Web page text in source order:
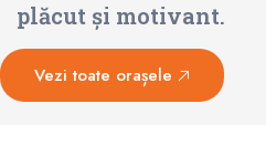
plăcut și motivant.
Vezi toate orașele